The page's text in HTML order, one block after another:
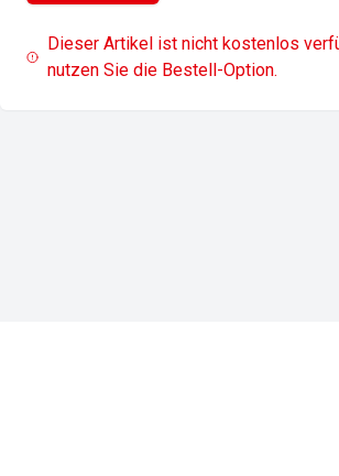
Dieser Artikel ist nicht kostenlos
nutzen Sie die Bestell-Option.